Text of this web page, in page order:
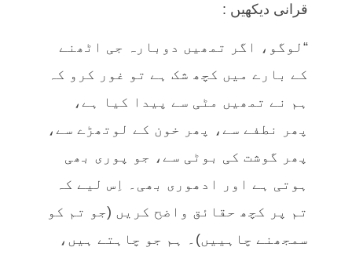
قرانی دیکھیں :
“لوگو، اگر تمھیں دوبارہ جی اٹھنے
کے بارے میں کچھ شک ہے تو غور کرو کہ
ہم نے تمھیں مٹی سے پیدا کیا ہے،
پھر نطفے سے، پھر خون کے لوتھڑے سے،
پھر گوشت کی بوٹی سے، جو پوری بھی
ہوتی ہے اور ادھوری بھی۔ اِس لیے کہ
تم پر کچھ حقائق واضح کریں (جو تم کو
سمجھنے چاہییں)۔ ہم جو چاہتے ہیں،